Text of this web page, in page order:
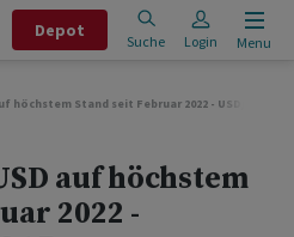
Depot
Suche Login Menu
höchstem Stand seit Februar 2022 - USD/CHF
auf höchstem
2022 -